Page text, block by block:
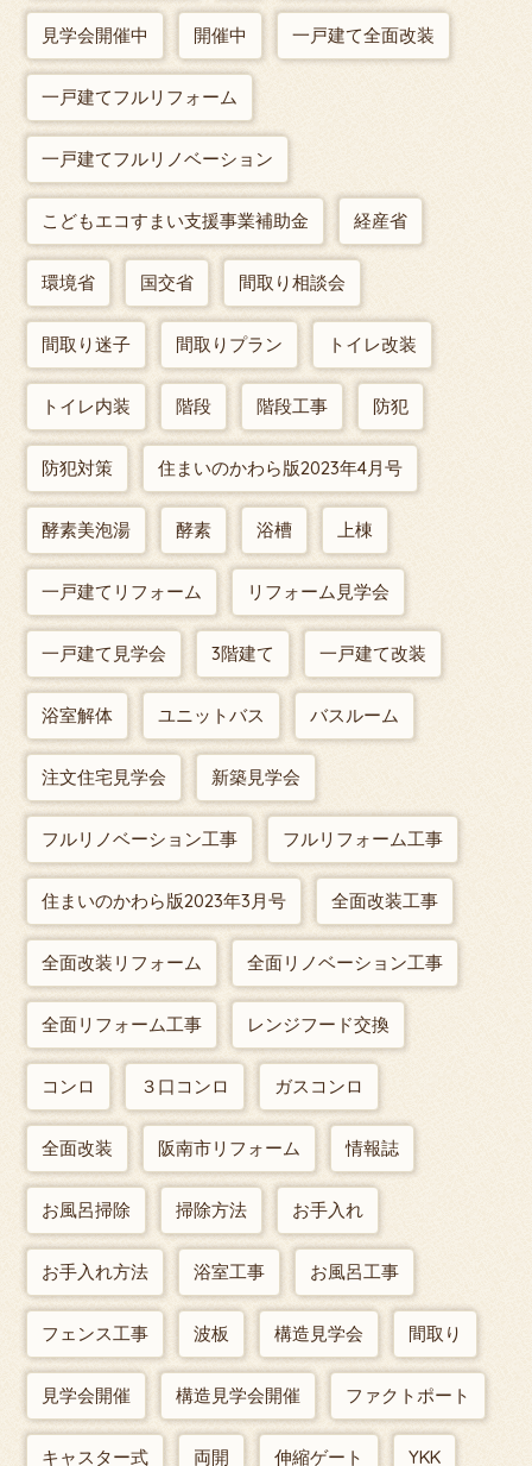
見学会開催中 開催中 一戸建て全面改装
一戸建てフルリフォーム
一戸建てフルリノベーション
こどもエコすまい支援事業補助金 経産省
環境省 国交省 間取り相談会
間取り迷子 間取りプラン トイレ改装
トイレ内装 階段 階段工事 防犯
防犯対策 住まいのかわら版2023年4月号
酵素美泡湯 酵素 浴槽 上棟
一戸建てリフォーム リフォーム見学会
一戸建て見学会 3階建て 一戸建て改装
浴室解体 ユニットバス バスルーム
注文住宅見学会 新築見学会
フルリノベーション工事 フルリフォーム工事
住まいのかわら版2023年3月号 全面改装工事
全面改装リフォーム 全面リノベーション工事
全面リフォーム工事 レンジフード交換
コンロ ３口コンロ ガスコンロ
全面改装 阪南市リフォーム 情報誌
お風呂掃除 掃除方法 お手入れ
お手入れ方法 浴室工事 お風呂工事
フェンス工事 波板 構造見学会 間取り
見学会開催 構造見学会開催 ファクトポート
キャスター式 両開 伸縮ゲート YKK